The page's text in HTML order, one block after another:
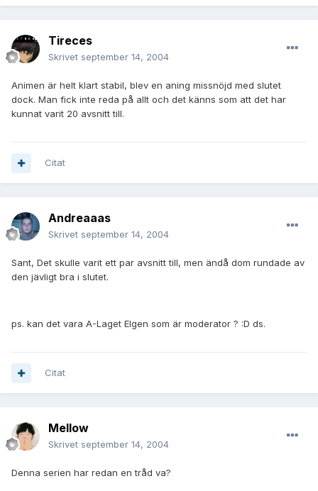
Tireces
Skrivet september 14, 2004
Animen är helt klart stabil, blev en aning missnöjd med slutet
dock. Man fick inte reda på allt och det känns som att det har
kunnat varit 20 avsnitt till.
Citat
Andreaaas
Skrivet september 14, 2004
Sant, Det skulle varit ett par avsnitt till, men ändå dom rundade av
den jävligt bra i slutet.
ps. kan det vara A-Laget Elgen som är moderator ? :D ds.
Citat
Mellow
Skrivet september 14, 2004
Denna serien har redan en tråd va?